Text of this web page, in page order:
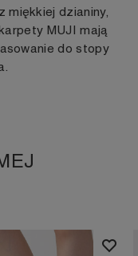
dzianiny,
MUJI mają
do stopy